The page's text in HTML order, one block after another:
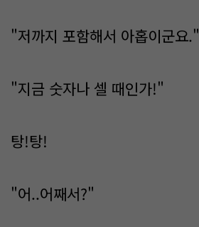
"저까지 포함해서 아홉이군요."
"지금 숫자나 셀 때인가!"
탕!탕!
"어..어째서?"